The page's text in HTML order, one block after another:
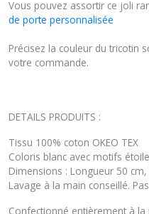
Vous pouvez assortir ce joli
de porte personnalisée
Précisez la couleur du tricotin
votre commande.
DETAILS PRODUITS :
Tissu 100% coton OKEO TEX
Coloris blanc avec motifs
Dimensions : Longueur 50
Lavage à la main conseillé.
Confectionné entièrement à la